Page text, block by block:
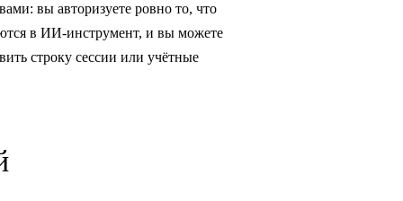
вы авторизуете ровно то, что
в ИИ-инструмент, и вы можете
строку сессии или учётные